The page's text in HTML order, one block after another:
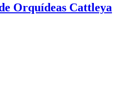
Orquídeas Cattleya